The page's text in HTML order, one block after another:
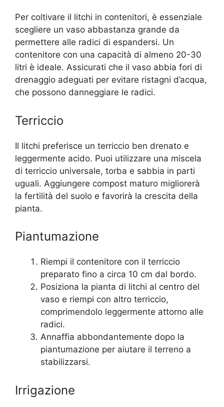
Per coltivare il litchi in contenitori, è essenziale
scegliere un vaso abbastanza grande da
permettere alle radici di espandersi. Un
contenitore con una capacità di almeno 20-30
litri è ideale. Assicurati che il vaso abbia fori di
drenaggio adeguati per evitare ristagni d’acqua,
che possono danneggiare le radici.
Terriccio
Il litchi preferisce un terriccio ben drenato e
leggermente acido. Puoi utilizzare una miscela
di terriccio universale, torba e sabbia in parti
uguali. Aggiungere compost maturo migliorerà
la fertilità del suolo e favorirà la crescita della
pianta.
Piantumazione
Riempi il contenitore con il terriccio
preparato fino a circa 10 cm dal bordo.
Posiziona la pianta di litchi al centro del
vaso e riempi con altro terriccio,
comprimendolo leggermente attorno alle
radici.
Annaffia abbondantemente dopo la
piantumazione per aiutare il terreno a
stabilizzarsi.
Irrigazione